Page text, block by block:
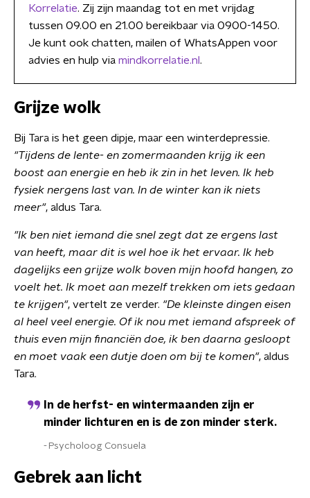
Korrelatie. Zij zijn maandag tot en met vrijdag
tussen 09.00 en 21.00 bereikbaar via 0900-1450.
Je kunt ook chatten, mailen of WhatsAppen voor
advies en hulp via mindkorrelatie.nl .
Grijze wolk
Bij Tara is het geen dipje, maar een winterdepressie.
"Tijdens de lente- en zomermaanden krijg ik een
boost aan energie en heb ik zin in het leven. Ik heb
fysiek nergens last van. In de winter kan ik niets
meer", aldus Tara.
"Ik ben niet iemand die snel zegt dat ze ergens last
van heeft, maar dit is wel hoe ik het ervaar. Ik heb
dagelijks een grijze wolk boven mijn hoofd hangen, zo
voelt het. Ik moet aan mezelf trekken om iets gedaan
te krijgen", vertelt ze verder. "De kleinste dingen eisen
al heel veel energie. Of ik nou met iemand afspreek of
thuis even mijn financiën doe, ik ben daarna gesloopt
en moet vaak een dutje doen om bij te komen", aldus
Tara.
In de herfst- en wintermaanden zijn er
minder lichturen en is de zon minder sterk.
Psycholoog Consuela
Gebrek aan licht